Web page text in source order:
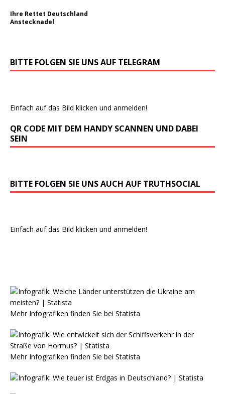
Ihre Rettet Deutschland
Anstecknadel
BITTE FOLGEN SIE UNS AUF TELEGRAM
Einfach auf das Bild klicken und anmelden!
QR CODE MIT DEM HANDY SCANNEN UND DABEI
SEIN
BITTE FOLGEN SIE UNS AUCH AUF TRUTHSOCIAL
Einfach auf das Bild klicken und anmelden!
Mehr Infografiken finden Sie bei Statista
Mehr Infografiken finden Sie bei Statista